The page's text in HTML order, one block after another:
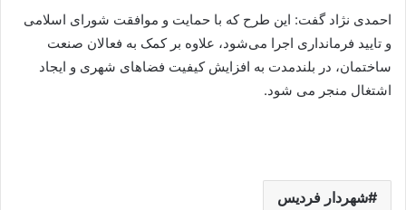
احمدی نژاد گفت: این طرح که با حمایت و موافقت شورای اسلامی
و تایید فرمانداری اجرا می‌شود، علاوه بر کمک به فعالان صنعت
ساختمان، در بلندمدت به افزایش کیفیت فضاهای شهری و ایجاد
اشتغال منجر می شود.
شهردار فردیس